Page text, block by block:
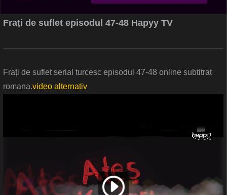
Frați de suflet episodul 47-48 Hapyy TV
Frați de suflet serial turcesc episodul 47-48 online subtitrat
romana.video alternativ